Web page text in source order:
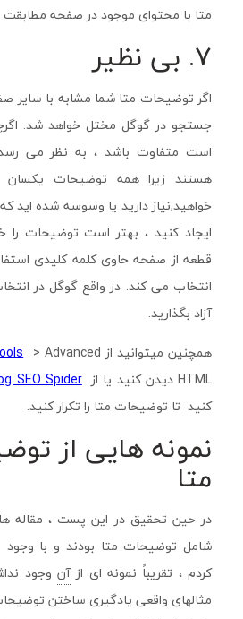
متا با محتوای موجود در صفحه مطابقت
7. بی نظیر
اگر توضیحات متا شما مشابه با سایر
جستجو در گوگل مختل خواهد شد.
است متفاوت باشد ، به نظر می
هستند زیرا همه توضیحات
خواهید,نیاز دارید یا وسوسه شده اید
ایجاد کنید ، بهتر است توضیحات را
قطعه از صفحه حاوی کلمه کلیدی
انتخاب می کند. در واقع گوگل در
آزاد بگذارید.
همچنین میتوانید از > Advanced
HTML دیدن کنید یا از
SEO Spider
کنید تا توضیحات متا را تکرار کنید.
نمونه هایی از
متا
در حین تحقیق در این پست ، مقاله
شامل توضیحات متا بودند و با وجود
کردم ، تقریباً نمونه ای ازآن وجود
مثالهای واقعی یادگیری ساختن